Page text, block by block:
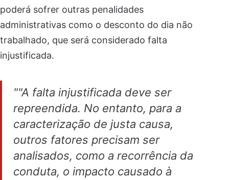
poderá sofrer outras penalidades
administrativas como o desconto do dia não
trabalhado, que será considerado falta
injustificada.
""A falta injustificada deve ser
repreendida. No entanto, para a
caracterização de justa causa,
outros fatores precisam ser
analisados, como a recorrência da
conduta, o impacto causado à